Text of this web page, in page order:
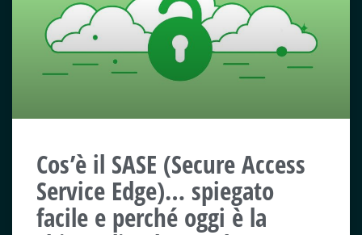
Cos’è il SASE (Secure Access
Service Edge)… spiegato
facile e perché oggi è la